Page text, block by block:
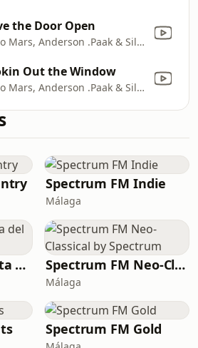
the Door Open
Bruno Mars, Anderson .Paak & Silk Sonic
Out the Window
Bruno Mars, Anderson .Paak & Silk Sonic
Spectrum FM Indie
Málaga
Spectrum FM Costa del Sol Spectrum FM Neo-Classical by Spectrum
Málaga
Spectrum FM Gold